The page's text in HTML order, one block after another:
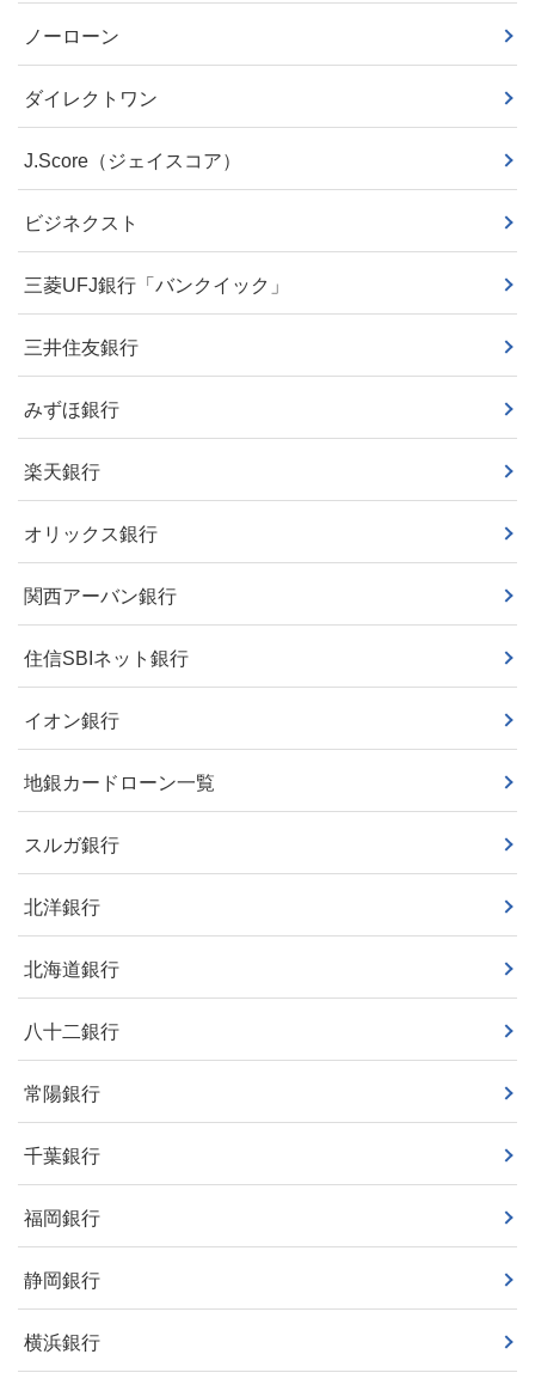
ノーローン
ダイレクトワン
J.Score（ジェイスコア）
ビジネクスト
三菱UFJ銀行「バンクイック」
三井住友銀行
みずほ銀行
楽天銀行
オリックス銀行
関西アーバン銀行
住信SBIネット銀行
イオン銀行
地銀カードローン一覧
スルガ銀行
北洋銀行
北海道銀行
八十二銀行
常陽銀行
千葉銀行
福岡銀行
静岡銀行
横浜銀行